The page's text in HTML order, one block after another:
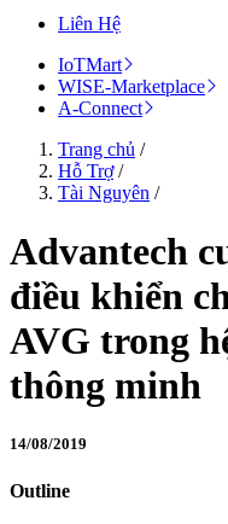
Liên Hệ
IoTMart
WISE-Marketplace
A-Connect
Trang chủ /
Hỗ Trợ/
Tài Nguyên /
Advantech
điều khiển
AVG trong
thông minh
14/08/2019
Outline